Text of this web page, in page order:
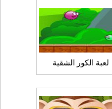
لعبة الكور الشقية